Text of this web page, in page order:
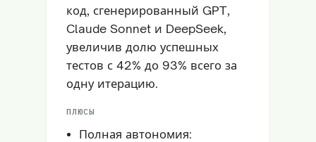
код, сгенерированный GPT,
Claude Sonnet и DeepSeek,
увеличив долю успешных
тестов с 42% до 93% всего за
одну итерацию.
ПЛЮСЫ
Полная автономия: